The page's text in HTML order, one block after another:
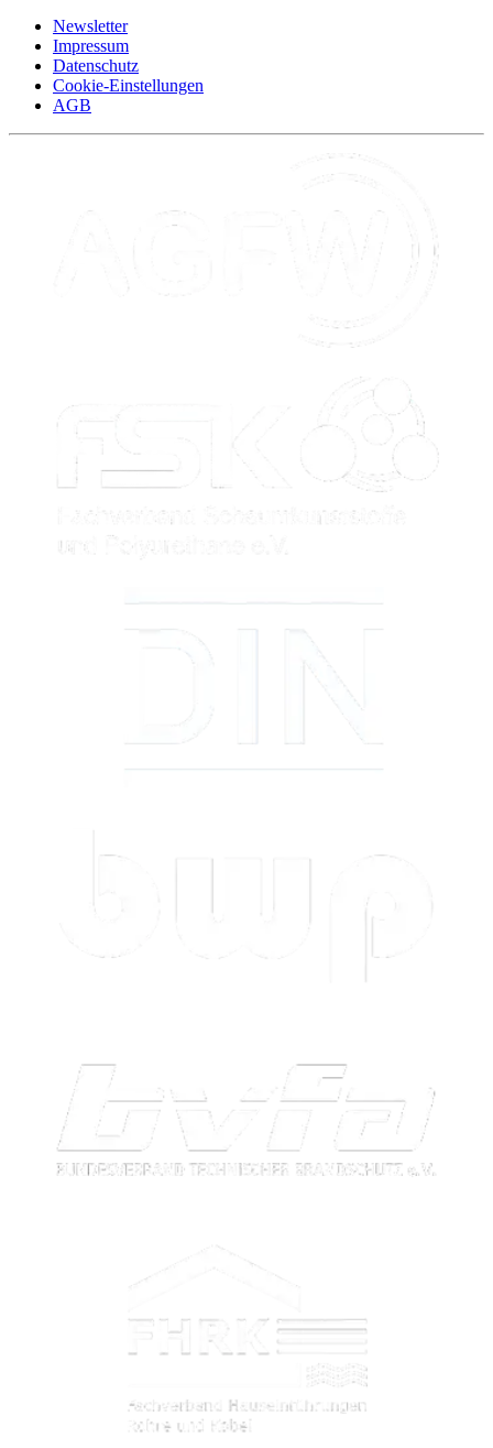
Newsletter
Impressum
Datenschutz
Cookie-Einstellungen
AGB